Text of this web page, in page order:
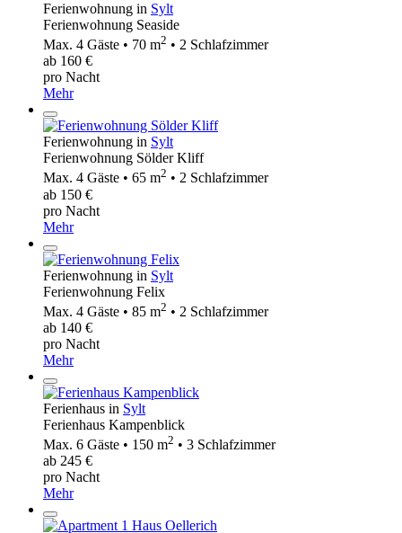
Ferienwohnung in Sylt
Ferienwohnung Seaside
Max. 4 Gäste • 70 m2 • 2 Schlafzimmer
ab 160 €
pro Nacht
Mehr
Ferienwohnung in Sylt
Ferienwohnung Sölder Kliff
Max. 4 Gäste • 65 m2 • 2 Schlafzimmer
ab 150 €
pro Nacht
Mehr
Ferienwohnung in Sylt
Ferienwohnung Felix
Max. 4 Gäste • 85 m2 • 2 Schlafzimmer
ab 140 €
pro Nacht
Mehr
Ferienhaus in Sylt
Ferienhaus Kampenblick
Max. 6 Gäste • 150 m2 • 3 Schlafzimmer
ab 245 €
pro Nacht
Mehr